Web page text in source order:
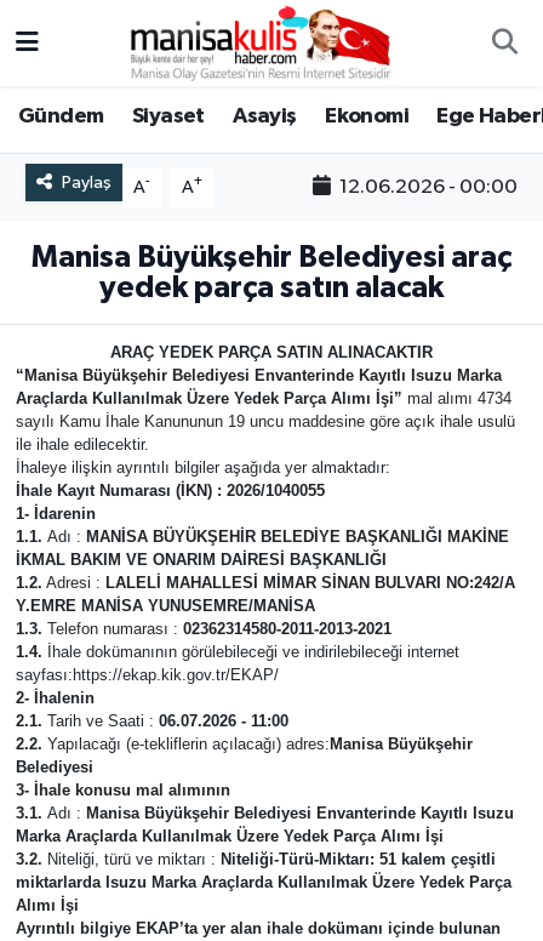
Gündem Siyaset Asayiş Ekonomi Ege
Paylaş A- A+ 12.06.2026 - 00:00
Manisa Büyükşehir Belediyesi araç
yedek parça satın alacak
ARAÇ YEDEK PARÇA SATIN ALINACAKTIR
“Manisa Büyükşehir Belediyesi Envanterinde Kayıtlı Isuzu Marka
Araçlarda Kullanılmak Üzere Yedek Parça Alımı İşi” mal alımı 4734
sayılı Kamu İhale Kanununun 19 uncu maddesine göre açık ihale usulü
ile ihale edilecektir.
İhaleye ilişkin ayrıntılı bilgiler aşağıda yer almaktadır:
İhale Kayıt Numarası (İKN) : 2026/1040055
1- İdarenin
1.1. Adı : MANİSA BÜYÜKŞEHİR BELEDİYE BAŞKANLIĞI MAKİNE
İKMAL BAKIM VE ONARIM DAİRESİ BAŞKANLIĞI
1.2. Adresi : LALELİ MAHALLESİ MİMAR SİNAN BULVARI NO:242/A
Y.EMRE MANİSA YUNUSEMRE/MANİSA
1.3. Telefon numarası : 02362314580-2011-2013-2021
1.4. İhale dokümanının görülebileceği ve indirilebileceği internet
sayfası:https://ekap.kik.gov.tr/EKAP/
2- İhalenin
2.1. Tarih ve Saati : 06.07.2026 - 11:00
2.2. Yapılacağı (e-tekliflerin açılacağı) adres:Manisa Büyükşehir
Belediyesi
3- İhale konusu mal alımının
3.1. Adı : Manisa Büyükşehir Belediyesi Envanterinde Kayıtlı Isuzu
Marka Araçlarda Kullanılmak Üzere Yedek Parça Alımı İşi
3.2. Niteliği, türü ve miktarı : Niteliği-Türü-Miktarı: 51 kalem çeşitli
miktarlarda Isuzu Marka Araçlarda Kullanılmak Üzere Yedek Parça
Alımı İşi
Ayrıntılı bilgiye EKAP’ta yer alan ihale dokümanı içinde bulunan
Ege Haberleri
Genel
Resmi İlan
Siyaset
Spor
Türkiye
Yaşam
Yunusemre Hava Durumu
Süper Lig Puan Durumu ve Fikstür
Son Dakika Haberleri
Haber Arşivi